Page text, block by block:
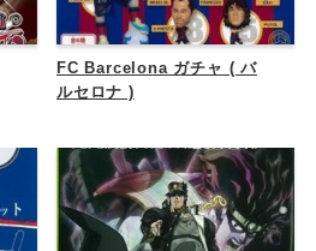
FC Barcelona ガチャ ( バ
ルセロナ )